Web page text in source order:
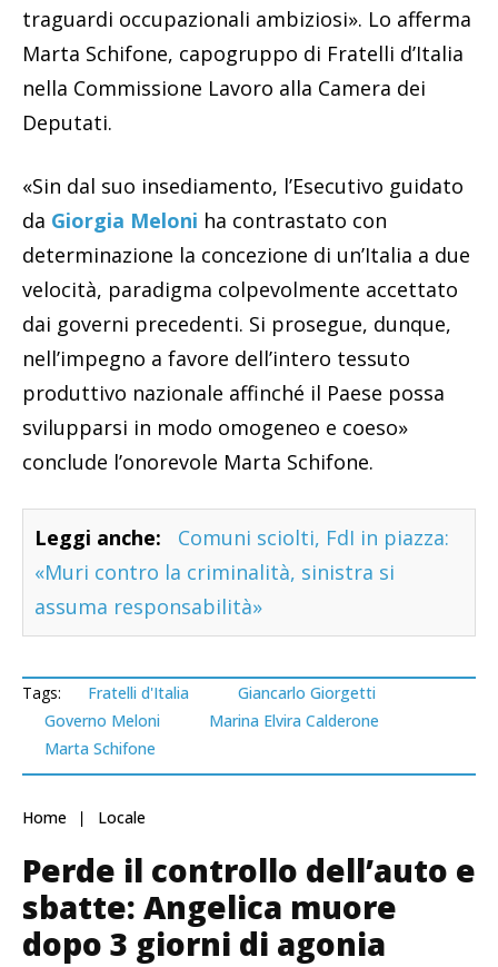
traguardi occupazionali ambiziosi». Lo afferma
Marta Schifone, capogruppo di Fratelli d’Italia
nella Commissione Lavoro alla Camera dei
Deputati.
«Sin dal suo insediamento, l’Esecutivo guidato
da Giorgia Meloni ha contrastato con
determinazione la concezione di un’Italia a due
velocità, paradigma colpevolmente accettato
dai governi precedenti. Si prosegue, dunque,
nell’impegno a favore dell’intero tessuto
produttivo nazionale affinché il Paese possa
svilupparsi in modo omogeneo e coeso»
conclude l’onorevole Marta Schifone.
Leggi anche:
Comuni sciolti, FdI in piazza:
«Muri contro la criminalità, sinistra si
assuma responsabilità»
Tags: Fratelli d'Italia
Giancarlo Giorgetti
Governo Meloni
Marina Elvira Calderone
Marta Schifone
Home Locale
Perde il controllo dell’auto e
sbatte: Angelica muore
dopo 3 giorni di agonia